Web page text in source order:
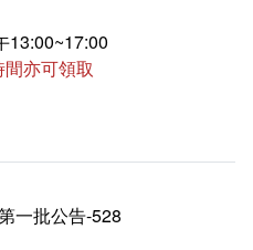
13:00~17:00
亦可領取
一批公告-528